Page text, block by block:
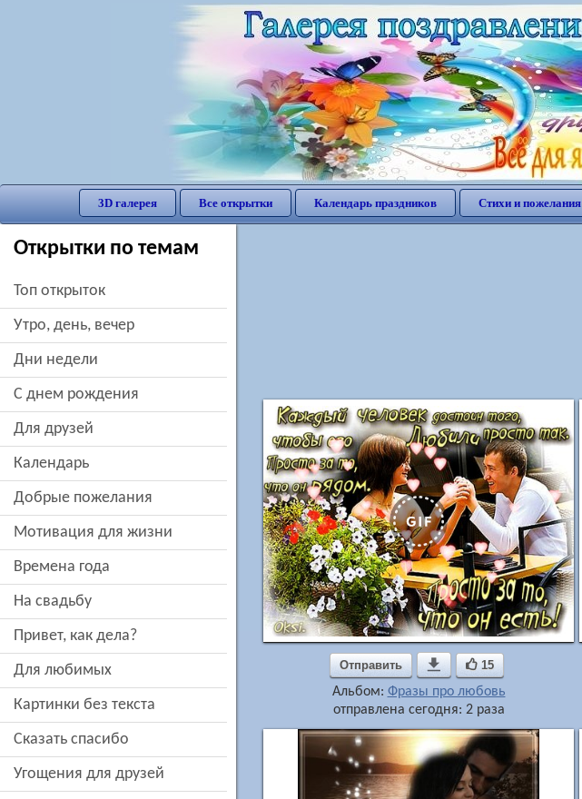
3D галерея Все открытки Календарь праздников Стихи и пожелания
Открытки по темам
Топ открыток
утро, день, вечер
дни недели
c днем рождения
для друзей
Календарь
добрые пожелания
мотивация для жизни
времена года
на свадьбу
привет, как дела?
для любимых
картинки без текста
сказать спасибо
угощения для друзей
Отправить  15
Альбом: Фразы про любовь
отправлена сегодня: 2 раза